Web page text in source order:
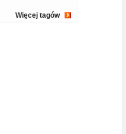
Więcej tagów